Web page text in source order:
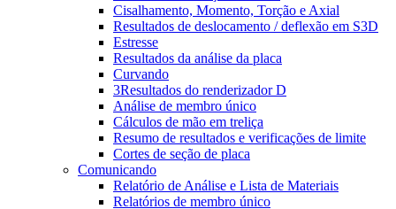
Cisalhamento, Momento, Torção e Axial
Resultados de deslocamento / deflexão em S3D
Estresse
Resultados da análise da placa
Curvando
3Resultados do renderizador D
Análise de membro único
Cálculos de mão em treliça
Resumo de resultados e verificações de limite
Cortes de seção de placa
Comunicando
Relatório de Análise e Lista de Materiais
Relatórios de membro único